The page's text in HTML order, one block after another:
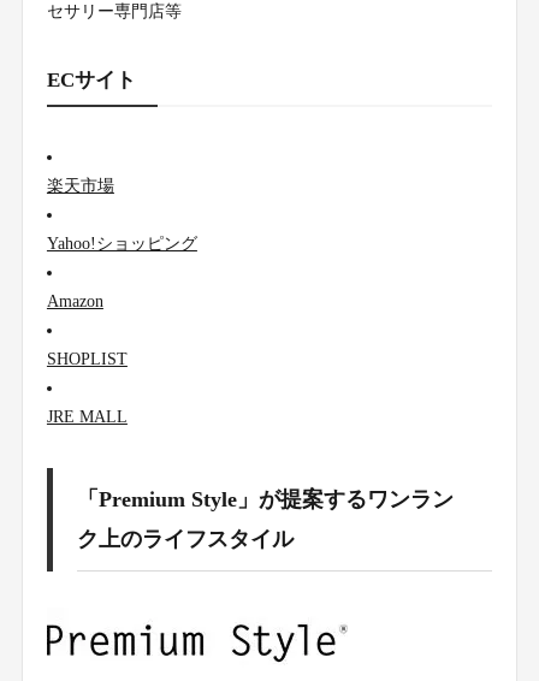
セサリー専門店等
ECサイト
楽天市場
Yahoo!ショッピング
Amazon
SHOPLIST
JRE MALL
「Premium Style」が提案するワンラン
ク上のライフスタイル